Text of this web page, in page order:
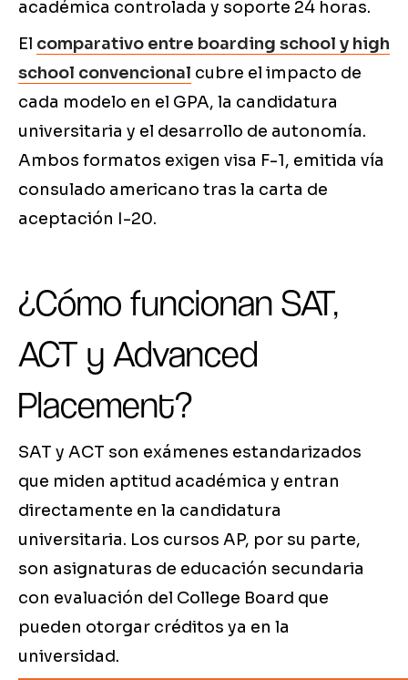
académica controlada y soporte 24 horas.
El comparativo entre boarding school y high
school convencional cubre el impacto de
cada modelo en el GPA, la candidatura
universitaria y el desarrollo de autonomía.
Ambos formatos exigen visa F-1, emitida vía
consulado americano tras la carta de
aceptación I-20.
¿Cómo funcionan SAT,
ACT y Advanced
Placement?
SAT y ACT son exámenes estandarizados
que miden aptitud académica y entran
directamente en la candidatura
universitaria. Los cursos AP, por su parte,
son asignaturas de educación secundaria
con evaluación del College Board que
pueden otorgar créditos ya en la
universidad.